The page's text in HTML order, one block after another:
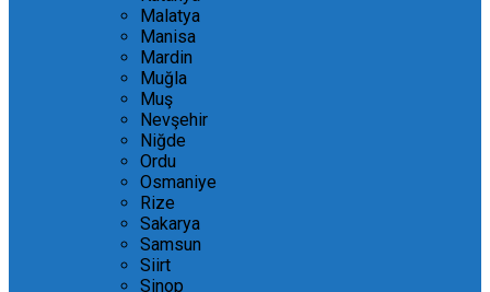
Malatya
Manisa
Mardin
Muğla
Muş
Nevşehir
Niğde
Ordu
Osmaniye
Rize
Sakarya
Samsun
Siirt
Sinop